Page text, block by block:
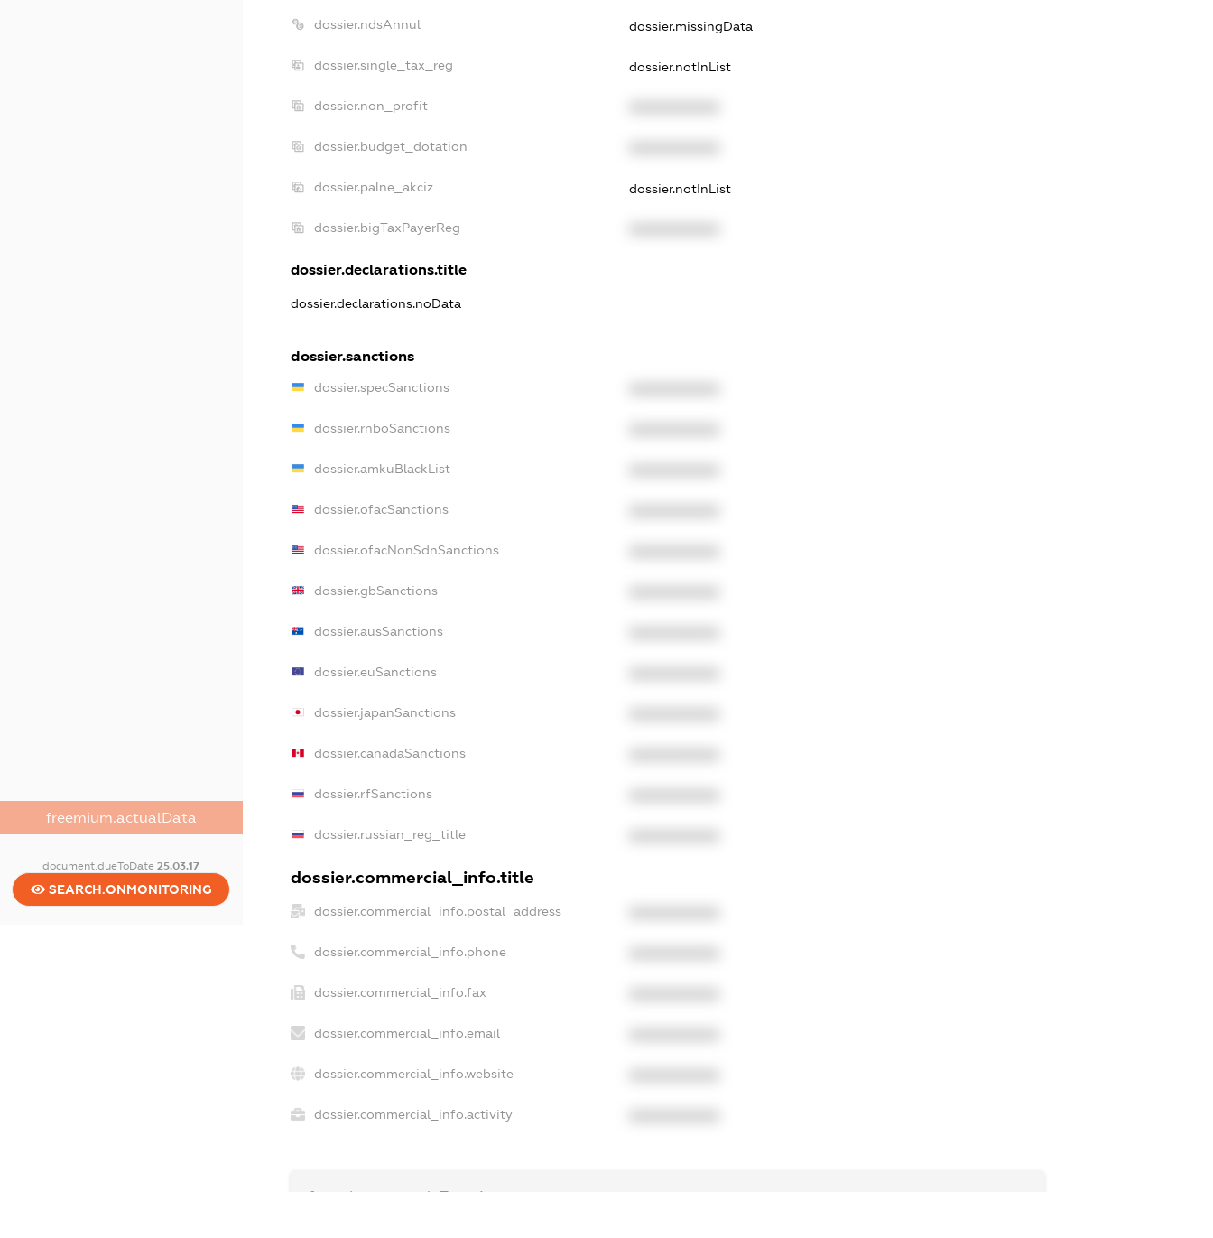
freemium.actualData
document.dueToDate25.03.17
SEARCH.ONMONITORING
dossier.ndsAnnul dossier.missingData
dossier.single_tax_reg dossier.notInList
dossier.non_profit
dossier.budget_dotation
dossier.palne_akciz dossier.notInList
dossier.bigTaxPayerReg
dossier.declarations.title
dossier.declarations.noData
dossier.sanctions
dossier.specSanctions
dossier.rnboSanctions
dossier.amkuBlackList
dossier.ofacSanctions
dossier.ofacNonSdnSanctions
dossier.gbSanctions
dossier.ausSanctions
dossier.euSanctions
dossier.japanSanctions
dossier.canadaSanctions
dossier.rfSanctions
dossier.russian_reg_title
dossier.commercial_info.title
dossier.commercial_info.postal_address
dossier.commercial_info.phone
dossier.commercial_info.fax
dossier.commercial_info.email
dossier.commercial_info.website
dossier.commercial_info.activity
freemium.exampleText_1